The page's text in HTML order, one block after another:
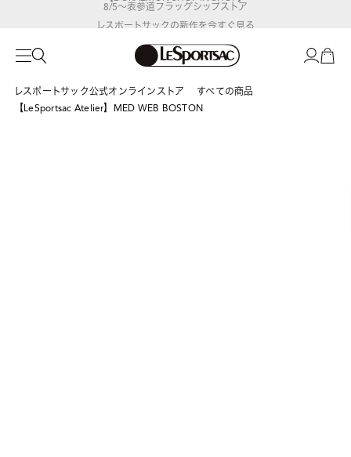
レスポートサックの新作を 今すぐ見る
レスポートサック公式オンラインストア
すべての商品
【LeSportsac Atelier】MED WEB BOSTON